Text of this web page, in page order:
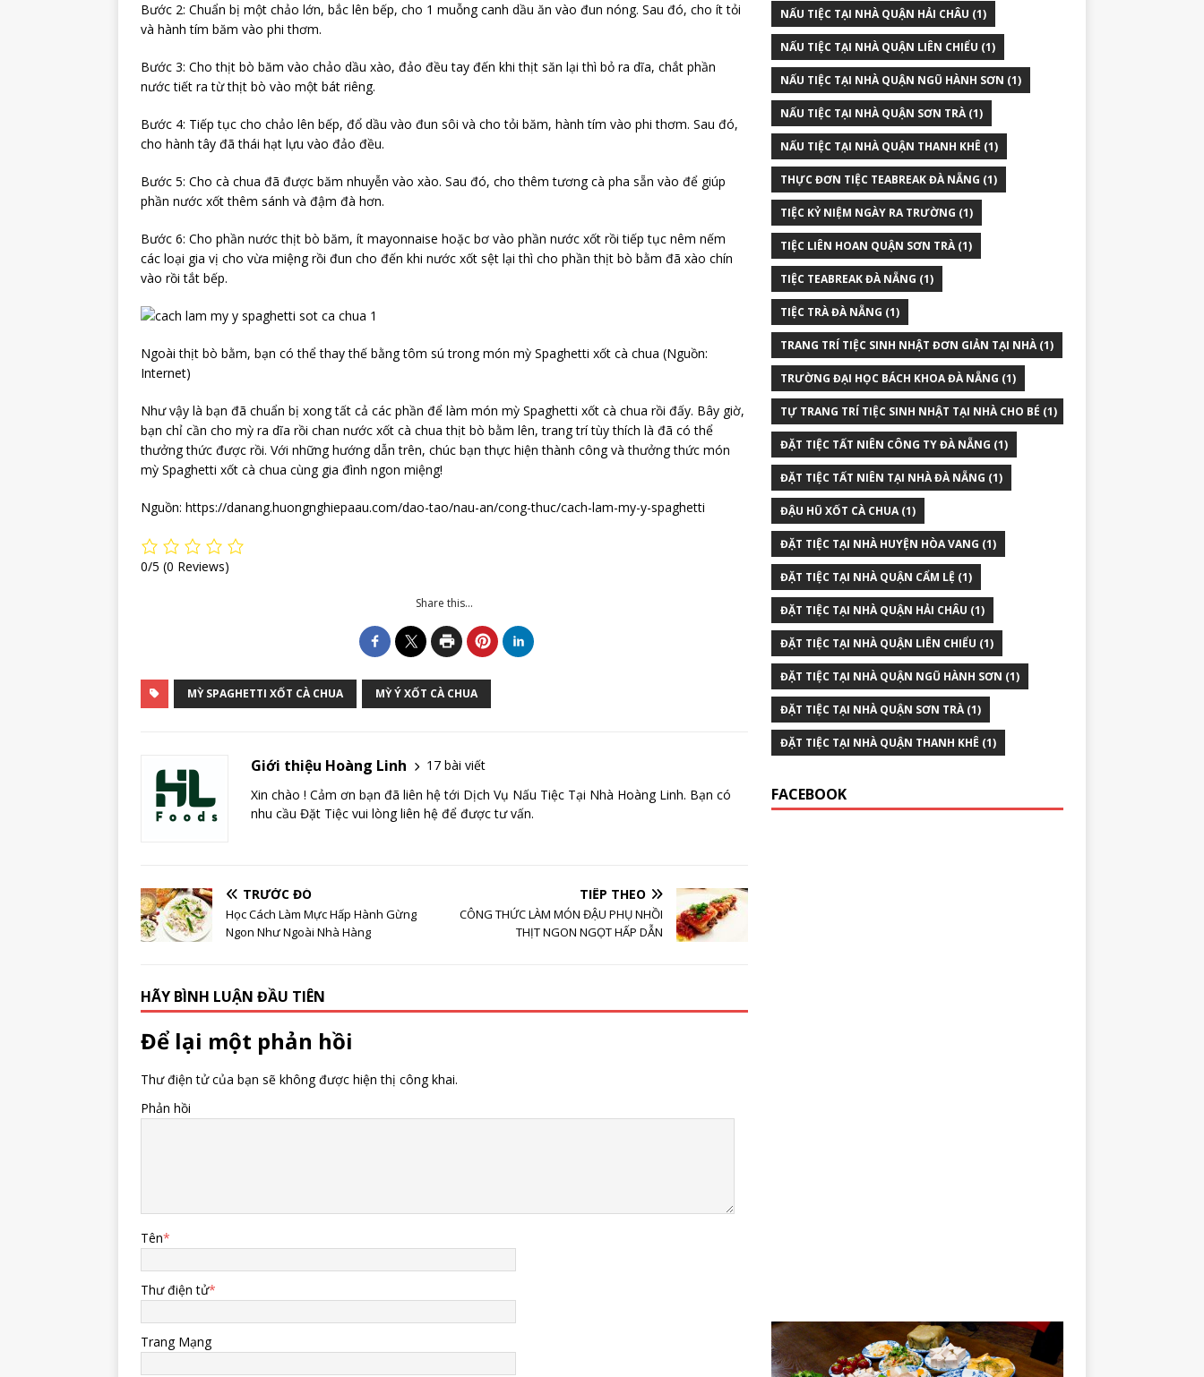
Bước 2: Chuẩn bị một chảo lớn, bắc lên bếp, cho 1 muỗng canh dầu ăn vào đun nóng. Sau đó, cho ít tỏi
và hành tím băm vào phi thơm.
Bước 3: Cho thịt bò băm vào chảo dầu xào, đảo đều tay đến khi thịt săn lại thì bỏ ra dĩa, chắt phần
nước tiết ra từ thịt bò vào một bát riêng.
Bước 4: Tiếp tục cho chảo lên bếp, đổ dầu vào đun sôi và cho tỏi băm, hành tím vào phi thơm. Sau đó,
cho hành tây đã thái hạt lựu vào đảo đều.
Bước 5: Cho cà chua đã được băm nhuyễn vào xào. Sau đó, cho thêm tương cà pha sẵn vào để giúp
phần nước xốt thêm sánh và đậm đà hơn.
Bước 6: Cho phần nước thịt bò băm, ít mayonnaise hoặc bơ vào phần nước xốt rồi tiếp tục nêm nếm
các loại gia vị cho vừa miệng rồi đun cho đến khi nước xốt sệt lại thì cho phần thịt bò bằm đã xào chín
vào rồi tắt bếp.
Ngoài thịt bò bằm, bạn có thể thay thế bằng tôm sú trong món mỳ Spaghetti xốt cà chua (Nguồn:
Internet)
Như vậy là bạn đã chuẩn bị xong tất cả các phần để làm món mỳ Spaghetti xốt cà chua rồi đấy. Bây giờ,
bạn chỉ cần cho mỳ ra dĩa rồi chan nước xốt cà chua thịt bò bằm lên, trang trí tùy thích là đã có thể
thưởng thức được rồi. Với những hướng dẫn trên, chúc bạn thực hiện thành công và thưởng thức món
mỳ Spaghetti xốt cà chua cùng gia đình ngon miệng!
Nguồn: https://danang.huongnghiepaau.com/dao-tao/nau-an/cong-thuc/cach-lam-my-y-spaghetti
0/5 (0 Reviews)
Share this...
MỲ SPAGHETTI XỐT CÀ CHUA MỲ Ý XỐT CÀ CHUA
Giới thiệu Hoàng Linh
17 bài viết
Xin chào ! Cảm ơn bạn đã liên hệ tới Dịch Vụ Nấu Tiệc Tại Nhà Hoàng Linh. Bạn có
nhu cầu Đặt Tiệc vui lòng liên hệ để được tư vấn.
TRƯỚC ĐÓ
Học Cách Làm Mực Hấp Hành Gừng
Ngon Như Ngoài Nhà Hàng
TIẾP THEO
CÔNG THỨC LÀM MÓN ĐẬU PHỤ NHỒI
THỊT NGON NGỌT HẤP DẪN
HÃY BÌNH LUẬN ĐẦU TIÊN
Để lại một phản hồi
Thư điện tử của bạn sẽ không được hiện thị công khai.
Phản hồi
Tên*
Thư điện tử*
Trang Mạng
NẤU TIỆC TẠI NHÀ QUẬN HẢI CHÂU (1)
NẤU TIỆC TẠI NHÀ QUẬN LIÊN CHIỂU (1)
NẤU TIỆC TẠI NHÀ QUẬN NGŨ HÀNH SƠN (1)
NẤU TIỆC TẠI NHÀ QUẬN SƠN TRÀ(1)
NẤU TIỆC TẠI NHÀ QUẬN THANH KHÊ (1)
THỰC ĐƠN TIỆC TEABREAK ĐÀ NẴNG (1)
TIỆC KỶ NIỆM NGÀY RA TRƯỜNG (1)
TIỆC LIÊN HOAN QUẬN SƠN TRÀ(1)
TIỆC TEABREAK ĐÀ NẴNG (1)
TIỆC TRÀ ĐÀ NẴNG (1)
TRANG TRÍ TIỆC SINH NHẬT ĐƠN GIẢN TẠI NHÀ(1)
TRƯỜNG ĐẠI HỌC BÁCH KHOA ĐÀ NẴNG (1)
TỰ TRANG TRÍ TIỆC SINH NHẬT TẠI NHÀ CHO BÉ (1)
ĐẶT TIỆC TẤT NIÊN CÔNG TY ĐÀ NẴNG (1)
ĐẶT TIỆC TẤT NIÊN TẠI NHÀ ĐÀ NẴNG (1)
ĐẬU HŨ XỐT CÀ CHUA(1)
ĐẶT TIỆC TẠI NHÀ HUYỆN HÒA VANG (1)
ĐẶT TIỆC TẠI NHÀ QUẬN CẨM LỆ (1)
ĐẶT TIỆC TẠI NHÀ QUẬN HẢI CHÂU (1)
ĐẶT TIỆC TẠI NHÀ QUẬN LIÊN CHIỂU (1)
ĐẶT TIỆC TẠI NHÀ QUẬN NGŨ HÀNH SƠN (1)
ĐẶT TIỆC TẠI NHÀ QUẬN SƠN TRÀ(1)
ĐẶT TIỆC TẠI NHÀ QUẬN THANH KHÊ (1)
FACEBOOK